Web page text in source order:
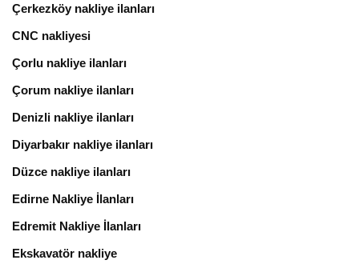
Çerkezköy nakliye ilanları
CNC nakliyesi
Çorlu nakliye ilanları
Çorum nakliye ilanları
Denizli nakliye ilanları
Diyarbakır nakliye ilanları
Düzce nakliye ilanları
Edirne Nakliye İlanları
Edremit Nakliye İlanları
Ekskavatör nakliye